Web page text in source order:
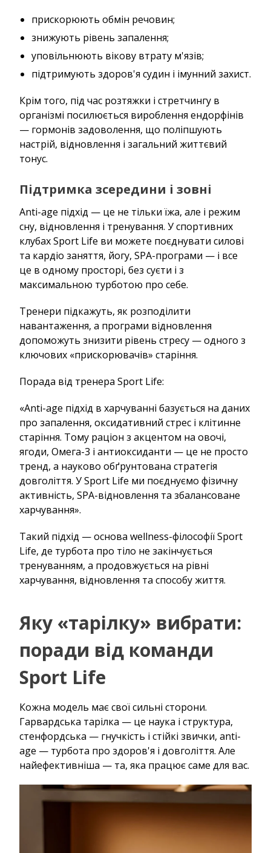
прискорюють обмін речовин;
знижують рівень запалення;
уповільнюють вікову втрату м'язів;
підтримують здоров'я судин і імунний захист.
Крім того, під час розтяжки і стретчингу в
організмі посилюється вироблення ендорфінів
— гормонів задоволення, що поліпшують
настрій, відновлення і загальний життєвий
тонус.
Підтримка зсередини і зовні
Anti-age підхід — це не тільки їжа, але і режим
сну, відновлення і тренування. У спортивних
клубах Sport Life ви можете поєднувати силові
та кардіо заняття, йогу, SPA-програми — і все
це в одному просторі, без суєти і з
максимальною турботою про себе.
Тренери підкажуть, як розподілити
навантаження, а програми відновлення
допоможуть знизити рівень стресу — одного з
ключових «прискорювачів» старіння.
Порада від тренера Sport Life:
«Anti-age підхід в харчуванні базується на даних
про запалення, оксидативний стрес і клітинне
старіння. Тому раціон з акцентом на овочі,
ягоди, Омега-3 і антиоксиданти — це не просто
тренд, а науково обґрунтована стратегія
довголіття. У Sport Life ми поєднуємо фізичну
активність, SPA-відновлення та збалансоване
харчування».
Такий підхід — основа wellness-філософії Sport
Life, де турбота про тіло не закінчується
тренуванням, а продовжується на рівні
харчування, відновлення та способу життя.
Яку «тарілку» вибрати:
поради від команди
Sport Life
Кожна модель має свої сильні сторони.
Гарвардська тарілка — це наука і структура,
стенфордська — гнучкість і стійкі звички, anti-
age — турбота про здоров'я і довголіття. Але
найефективніша — та, яка працює саме для вас.